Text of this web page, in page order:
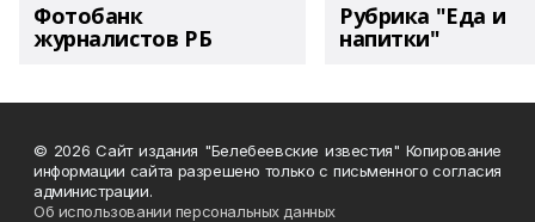
Фотобанк
журналистов РБ
Рубрика "Еда и
напитки"
© 2026 Сайт издания "Белебеевские известия" Копирование
информации сайта разрешено только с письменного согласия
администрации.
Об использовании персональных данных